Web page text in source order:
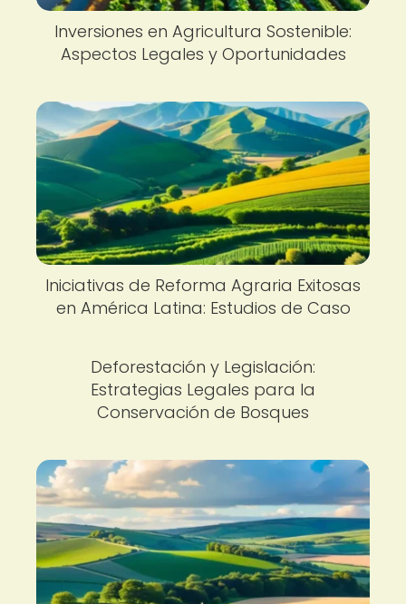
Inversiones en Agricultura Sostenible:
Aspectos Legales y Oportunidades
Iniciativas de Reforma Agraria Exitosas
en América Latina: Estudios de Caso
Deforestación y Legislación:
Estrategias Legales para la
Conservación de Bosques